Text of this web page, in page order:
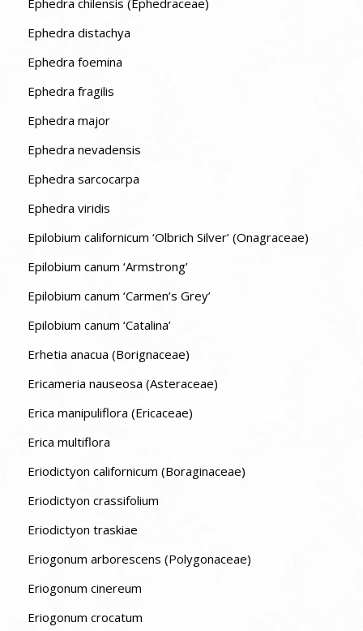
Ephedra distachya
Ephedra foemina
Ephedra fragilis
Ephedra major
Ephedra nevadensis
Ephedra sarcocarpa
Ephedra viridis
Epilobium californicum ‘Olbrich Silver’ (Onagraceae)
Epilobium canum ‘Armstrong’
Epilobium canum ‘Carmen’s Grey’
Epilobium canum ‘Catalina’
Erhetia anacua (Borignaceae)
Ericameria nauseosa (Asteraceae)
Erica manipuliflora (Ericaceae)
Erica multiflora
Eriodictyon californicum (Boraginaceae)
Eriodictyon crassifolium
Eriodictyon traskiae
Eriogonum arborescens (Polygonaceae)
Eriogonum cinereum
Eriogonum crocatum